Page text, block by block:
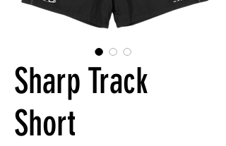
Sharp Track
Short